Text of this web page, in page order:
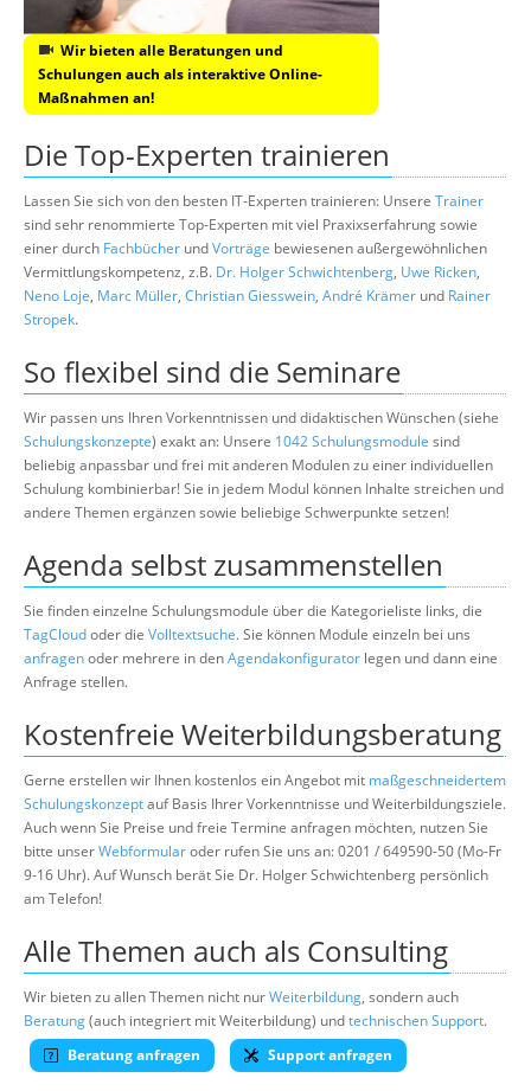
Wir bieten alle Beratungen und
Schulungen auch als interaktive Online-
Maßnahmen an!
Die Top-Experten trainieren
Lassen Sie sich von den besten IT-Experten trainieren: Unsere Trainer
sind sehr renommierte Top-Experten mit viel Praxixserfahrung sowie
einer durch Fachbücher undVorträge bewiesenen außergewöhnlichen
Vermittlungskompetenz, z.B. Dr. Holger Schwichtenberg, Uwe Ricken,
Neno Loje, Marc Müller, Christian Giesswein, André Krämer und Rainer
Stropek.
So flexibel sind die Seminare
Wir passen uns Ihren Vorkenntnissen und didaktischen Wünschen (siehe
Schulungskonzepte) exakt an: Unsere 1042 Schulungsmodule sind
beliebig anpassbar und frei mit anderen Modulen zu einer individuellen
Schulung kombinierbar! Sie in jedem Modul können Inhalte streichen und
andere Themen ergänzen sowie beliebige Schwerpunkte setzen!
Agenda selbst zusammenstellen
Sie finden einzelne Schulungsmodule über die Kategorieliste links, die
TagCloudoder die Volltextsuche. Sie können Module einzeln bei uns
anfragenoder mehrere in denAgendakonfigurator legen und dann eine
Anfrage stellen.
Kostenfreie Weiterbildungsberatung
Gerne erstellen wir Ihnen kostenlos ein Angebot mit maßgeschneidertem
Schulungskonzeptauf Basis Ihrer Vorkenntnisse und Weiterbildungsziele.
Auch wenn Sie Preise und freie Termine anfragen möchten, nutzen Sie
bitte unserWebformularoder rufen Sie uns an: 0201 / 649590-50 (Mo-Fr
9-16 Uhr). Auf Wunsch berät Sie Dr. Holger Schwichtenberg persönlich
am Telefon!
Alle Themen auch als Consulting
Wir bieten zu allen Themen nicht nurWeiterbildung, sondern auch
Beratung(auch integriert mit Weiterbildung) undtechnischen Support.
Beratung anfragen
Support anfragen